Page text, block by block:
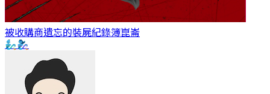
被收購商遺忘的裝屍紀錄簿崑崙
🧞‍♂️🧞‍♀️